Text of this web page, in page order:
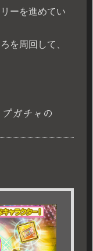
ーを進めてい
を周回して、
ガチャの